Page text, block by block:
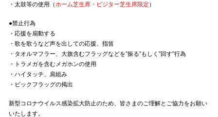
・太鼓等の使用（ホーム芝生席・ビジター芝生席限定 ）
●禁止行為
・応援を扇動する
・歌を歌うなど声を出しての応援、指笛
・タオルマフラー、大旗含むフラッグなどを”振る”もしく”回す”行為
・トラメガを含むメガホンの使用
・ハイタッチ、肩組み
・ビックフラッグの掲出
新型コロナウイルス感染拡大防止のため、皆さまのご理解とご協力をお願い
いたします。